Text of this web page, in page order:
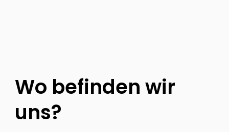
Wo befinden wir
uns?